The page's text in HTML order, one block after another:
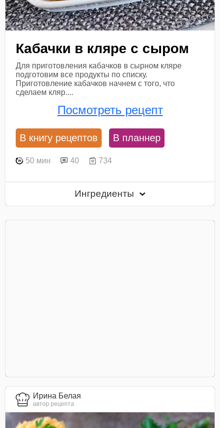
Кабачки в кляре с сыром
Для приготовления кабачков в сырном кляре
подготовим все продукты по списку.
Приготовление кабачков начнем с того, что
сделаем кляр....
Посмотреть рецепт
В книгу рецептов В планнер
50 мин 40 734
Ингредиенты
Ирина Белая
автор рецепта